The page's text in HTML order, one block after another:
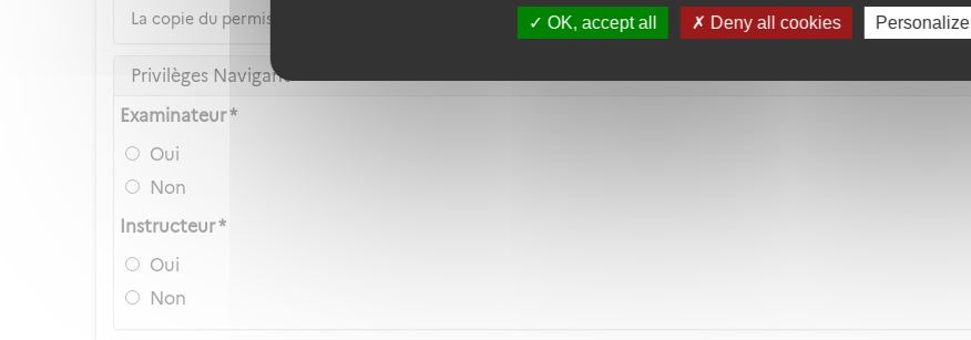
OK, accept all Deny all cookies Personalize
La copie du permis de conduire n'est pas acceptée
Privilèges Navigant
Examinateur *
Oui
Non
Instructeur *
Oui
Non